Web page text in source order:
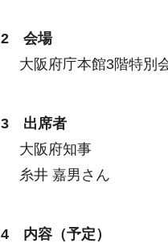
2 会場
大阪府庁本館3階特別会
3 出席者
大阪府知事
糸井 嘉男さん
4 内容（予定）